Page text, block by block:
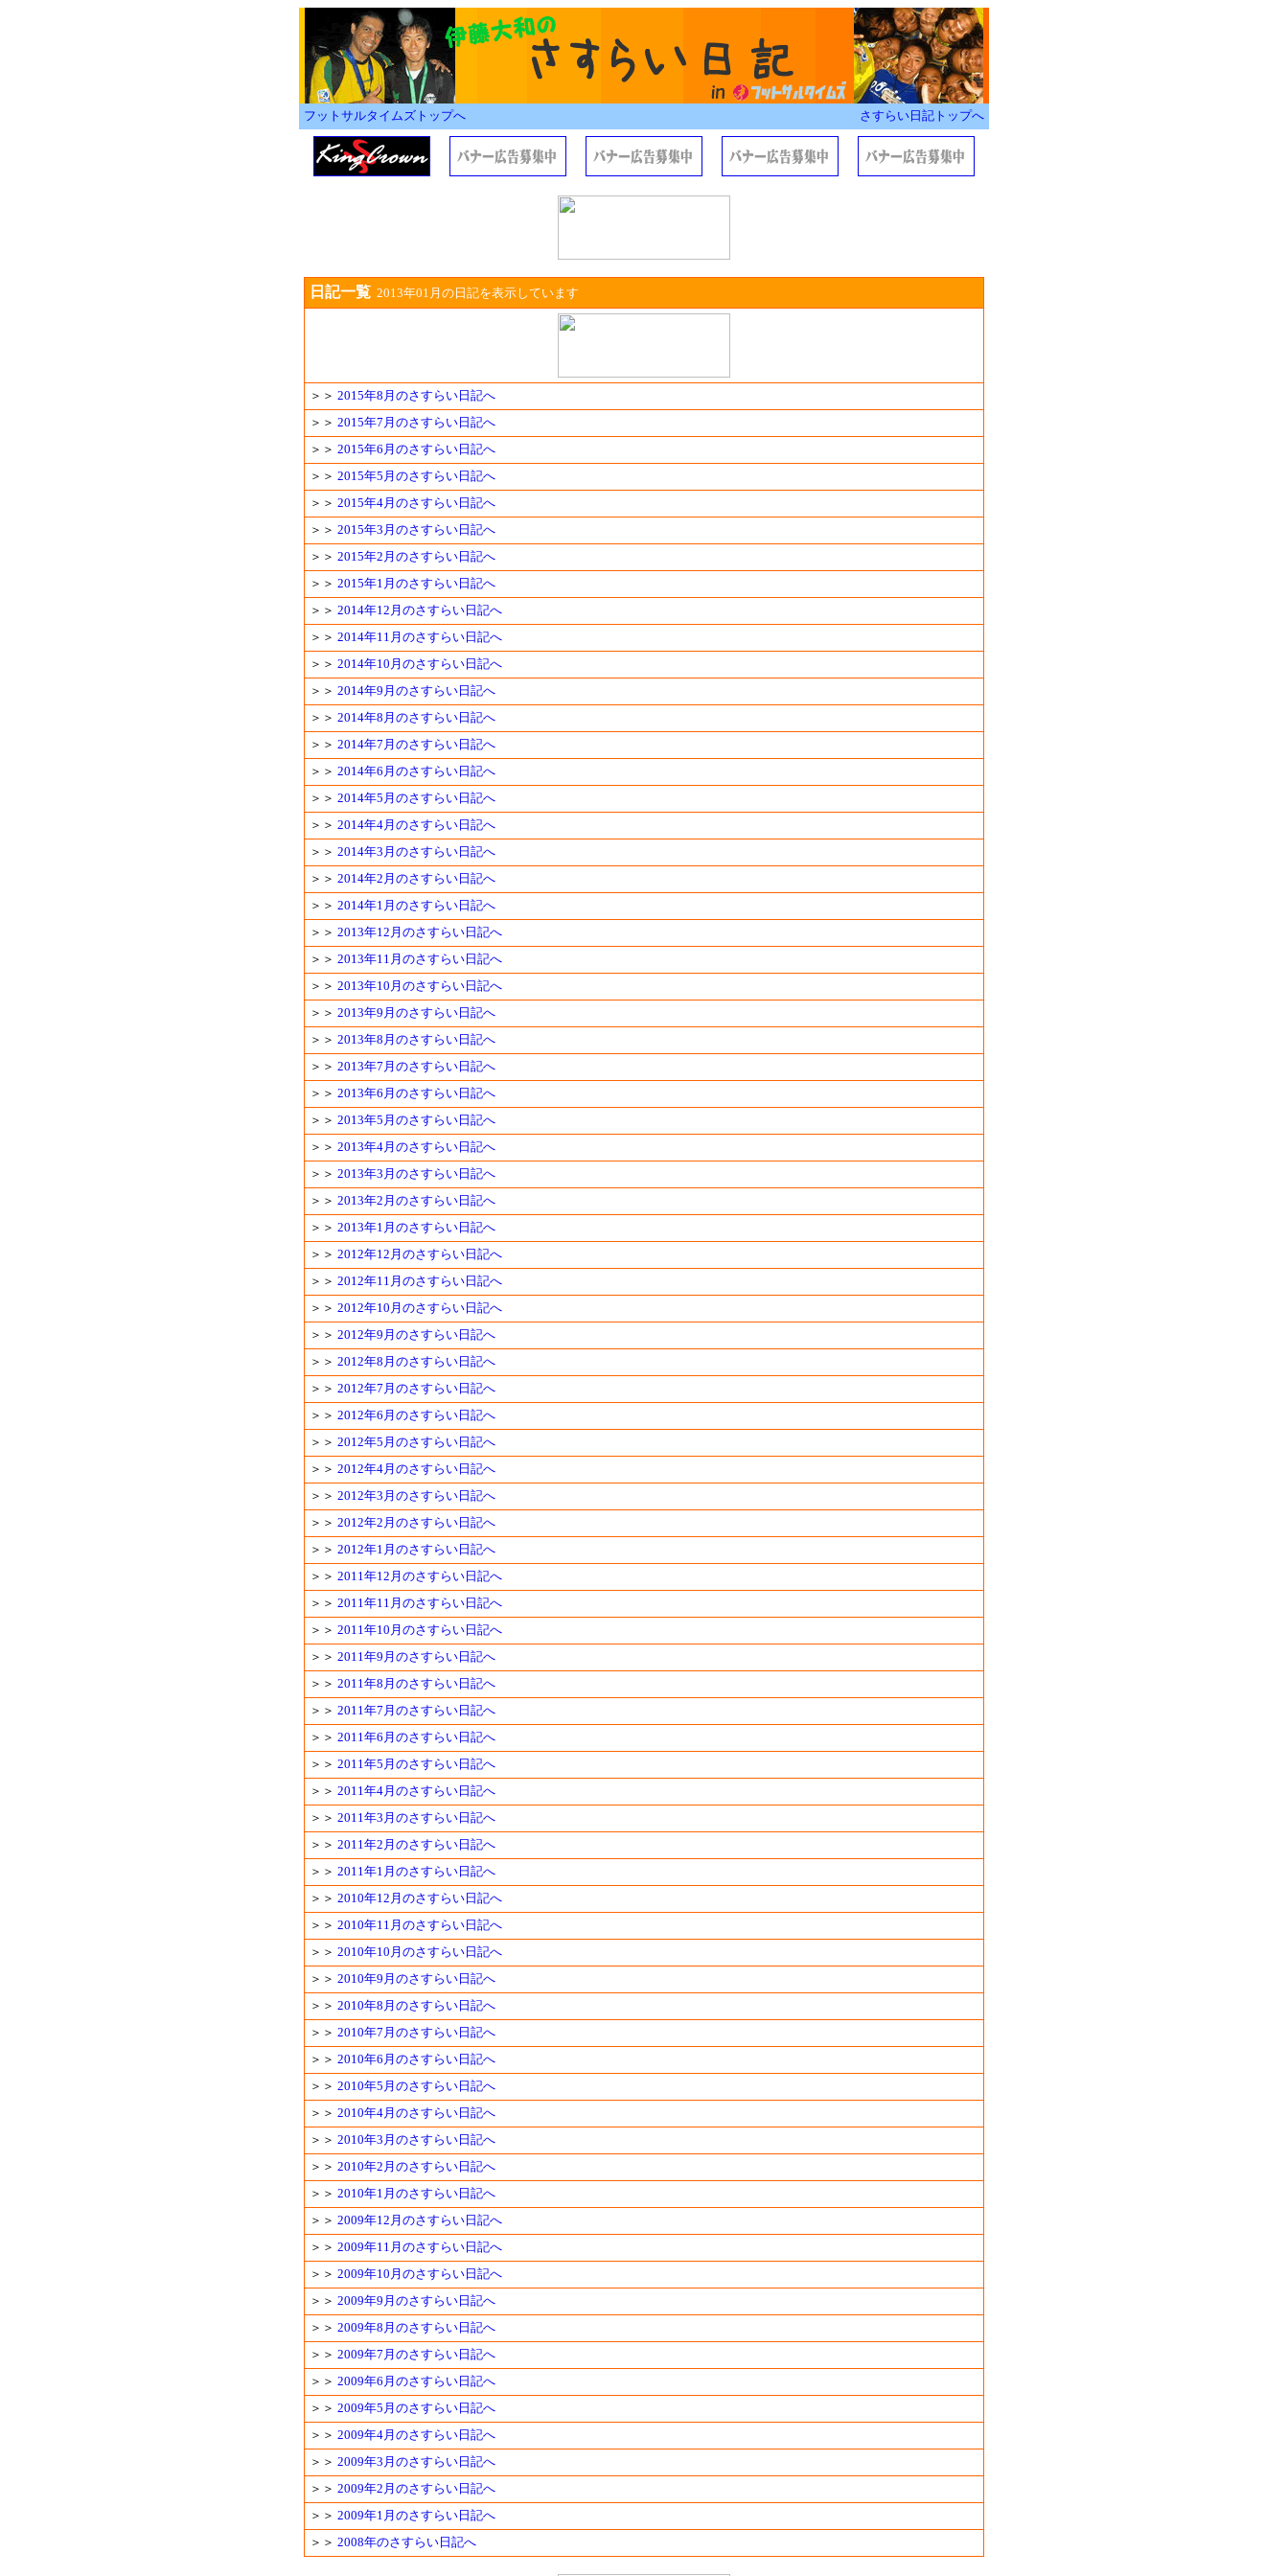
フットサルタイムズトップへ さすらい日記トップへ
日記一覧 2013年01月の日記を表示しています
＞＞ 2015年8月のさすらい日記へ
＞＞ 2015年7月のさすらい日記へ
＞＞ 2015年6月のさすらい日記へ
＞＞ 2015年5月のさすらい日記へ
＞＞ 2015年4月のさすらい日記へ
＞＞ 2015年3月のさすらい日記へ
＞＞ 2015年2月のさすらい日記へ
＞＞ 2015年1月のさすらい日記へ
＞＞ 2014年12月のさすらい日記へ
＞＞ 2014年11月のさすらい日記へ
＞＞ 2014年10月のさすらい日記へ
＞＞ 2014年9月のさすらい日記へ
＞＞ 2014年8月のさすらい日記へ
＞＞ 2014年7月のさすらい日記へ
＞＞ 2014年6月のさすらい日記へ
＞＞ 2014年5月のさすらい日記へ
＞＞ 2014年4月のさすらい日記へ
＞＞ 2014年3月のさすらい日記へ
＞＞ 2014年2月のさすらい日記へ
＞＞ 2014年1月のさすらい日記へ
＞＞ 2013年12月のさすらい日記へ
＞＞ 2013年11月のさすらい日記へ
＞＞ 2013年10月のさすらい日記へ
＞＞ 2013年9月のさすらい日記へ
＞＞ 2013年8月のさすらい日記へ
＞＞ 2013年7月のさすらい日記へ
＞＞ 2013年6月のさすらい日記へ
＞＞ 2013年5月のさすらい日記へ
＞＞ 2013年4月のさすらい日記へ
＞＞ 2013年3月のさすらい日記へ
＞＞ 2013年2月のさすらい日記へ
＞＞ 2013年1月のさすらい日記へ
＞＞ 2012年12月のさすらい日記へ
＞＞ 2012年11月のさすらい日記へ
＞＞ 2012年10月のさすらい日記へ
＞＞ 2012年9月のさすらい日記へ
＞＞ 2012年8月のさすらい日記へ
＞＞ 2012年7月のさすらい日記へ
＞＞ 2012年6月のさすらい日記へ
＞＞ 2012年5月のさすらい日記へ
＞＞ 2012年4月のさすらい日記へ
＞＞ 2012年3月のさすらい日記へ
＞＞ 2012年2月のさすらい日記へ
＞＞ 2012年1月のさすらい日記へ
＞＞ 2011年12月のさすらい日記へ
＞＞ 2011年11月のさすらい日記へ
＞＞ 2011年10月のさすらい日記へ
＞＞ 2011年9月のさすらい日記へ
＞＞ 2011年8月のさすらい日記へ
＞＞ 2011年7月のさすらい日記へ
＞＞ 2011年6月のさすらい日記へ
＞＞ 2011年5月のさすらい日記へ
＞＞ 2011年4月のさすらい日記へ
＞＞ 2011年3月のさすらい日記へ
＞＞ 2011年2月のさすらい日記へ
＞＞ 2011年1月のさすらい日記へ
＞＞ 2010年12月のさすらい日記へ
＞＞ 2010年11月のさすらい日記へ
＞＞ 2010年10月のさすらい日記へ
＞＞ 2010年9月のさすらい日記へ
＞＞ 2010年8月のさすらい日記へ
＞＞ 2010年7月のさすらい日記へ
＞＞ 2010年6月のさすらい日記へ
＞＞ 2010年5月のさすらい日記へ
＞＞ 2010年4月のさすらい日記へ
＞＞ 2010年3月のさすらい日記へ
＞＞ 2010年2月のさすらい日記へ
＞＞ 2010年1月のさすらい日記へ
＞＞ 2009年12月のさすらい日記へ
＞＞ 2009年11月のさすらい日記へ
＞＞ 2009年10月のさすらい日記へ
＞＞ 2009年9月のさすらい日記へ
＞＞ 2009年8月のさすらい日記へ
＞＞ 2009年7月のさすらい日記へ
＞＞ 2009年6月のさすらい日記へ
＞＞ 2009年5月のさすらい日記へ
＞＞ 2009年4月のさすらい日記へ
＞＞ 2009年3月のさすらい日記へ
＞＞ 2009年2月のさすらい日記へ
＞＞ 2009年1月のさすらい日記へ
＞＞ 2008年のさすらい日記へ